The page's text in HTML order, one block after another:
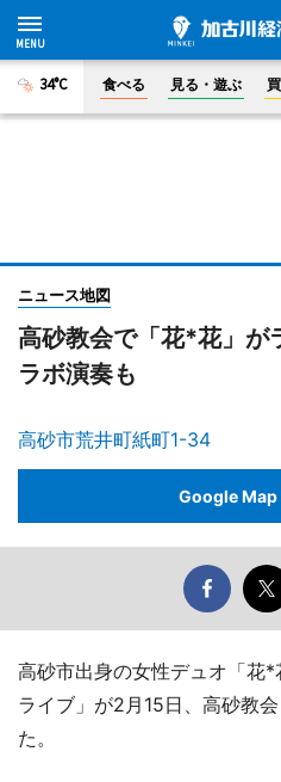
34°C 食べる 見る・遊ぶ
ニュース地図
高砂教会で「花*花」
ラボ演奏も
高砂市荒井町紙町1-34
Google Map
高砂市出身の女性デュオ「花
ライブ」が2月15日、高砂教
た。